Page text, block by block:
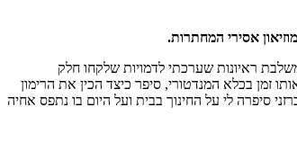
ראיונות שערכתי לדמויות שלקחו חלק
זמן בכלא המנדטורי, סיפר כיצד הכין את הרימון
סיפרה לי על החינוך בבית ועל היום בו נתפס אחיה